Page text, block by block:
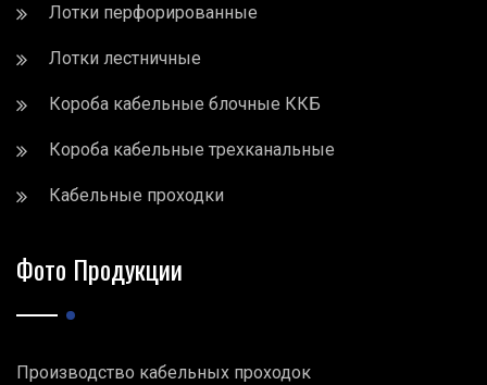
Лотки перфорированные
Лотки лестничные
Короба кабельные блочные ККБ
Короба кабельные трехканальные
Кабельные проходки
Фото Продукции
Производство кабельных проходок